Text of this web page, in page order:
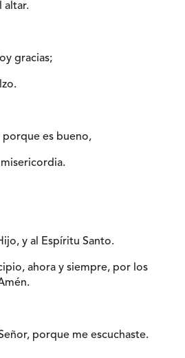
altar.
gracias;
porque es bueno,
y al Espíritu Santo.
ahora y siempre, por los
porque me escuchaste.